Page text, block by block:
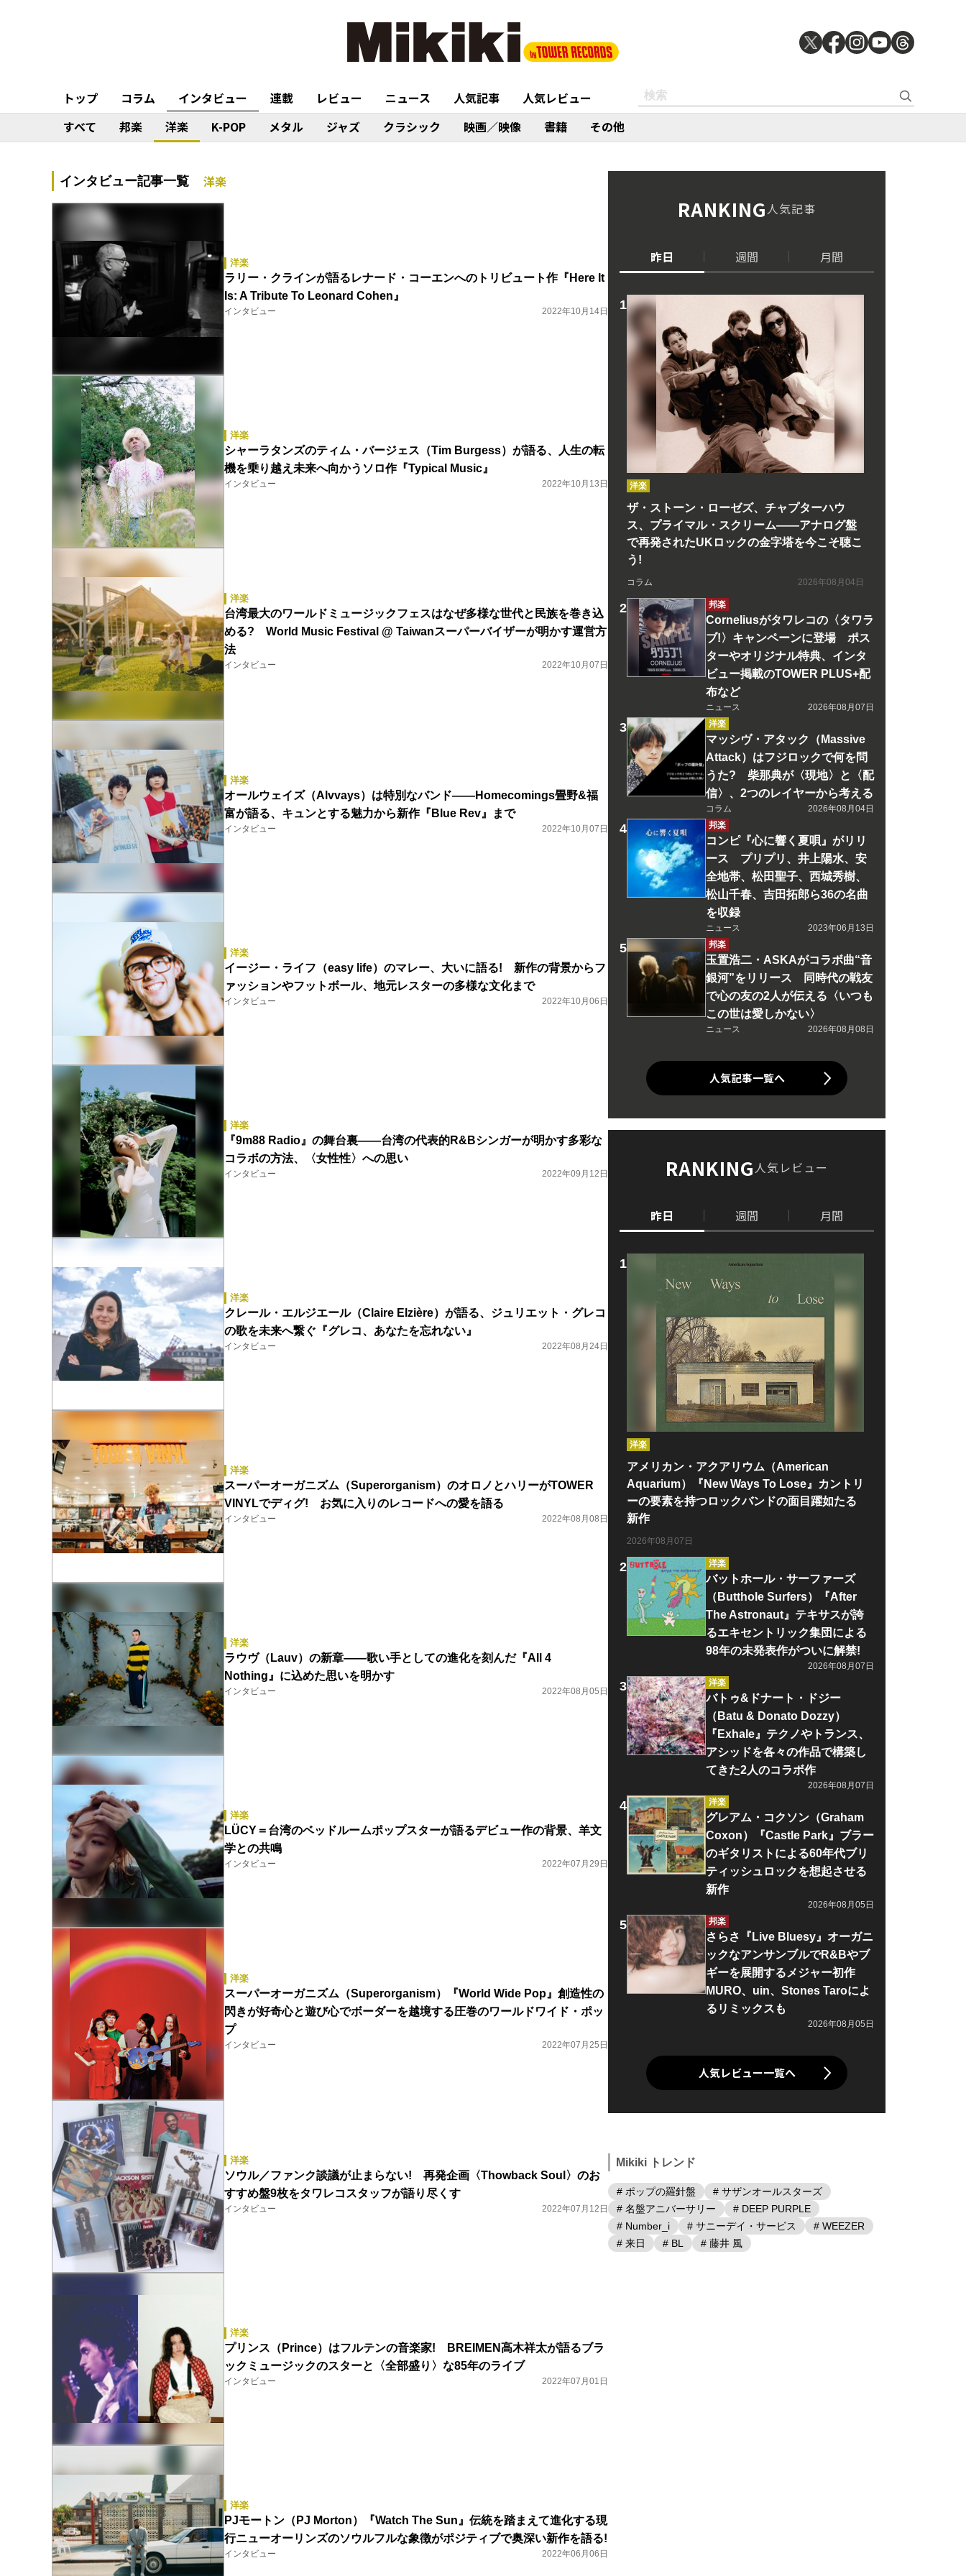
トップ コラム インタビュー 連載 レビュー ニュース 人気記事
人気レビュー
すべて
邦楽 洋楽 K-POP メタル ジャズ クラシック 映画／映像 書籍 その他
インタビュー記事一覧 洋楽
洋楽
ラリー・クラインが語るレナード・コーエンへのトリビュート作『Here It
Is: A Tribute To Leonard Cohen』
インタビュー 2022年10月14日
洋楽
シャーラタンズのティム・バージェス（Tim Burgess）が語る、人生の転
機を乗り越え未来へ向かうソロ作『Typical Music』
インタビュー 2022年10月13日
洋楽
台湾最大のワールドミュージックフェスはなぜ多様な世代と民族を巻き込
める? World Music Festival @ Taiwanスーパーバイザーが明かす運営方
法
インタビュー 2022年10月07日
洋楽
オールウェイズ（Alvvays）は特別なバンド――Homecomings畳野&福
富が語る、キュンとする魅力から新作『Blue Rev』まで
インタビュー 2022年10月07日
洋楽
イージー・ライフ（easy life）のマレー、大いに語る! 新作の背景からフ
ァッションやフットボール、地元レスターの多様な文化まで
インタビュー 2022年10月06日
洋楽
『9m88 Radio』の舞台裏――台湾の代表的R&Bシンガーが明かす多彩な
コラボの方法、〈女性性〉への思い
インタビュー 2022年09月12日
洋楽
クレール・エルジエール（Claire Elzière）が語る、ジュリエット・グレコ
の歌を未来へ繋ぐ『グレコ、あなたを忘れない』
インタビュー 2022年08月24日
洋楽
スーパーオーガニズム（Superorganism）のオロノとハリーがTOWER
VINYLでディグ! お気に入りのレコードへの愛を語る
インタビュー 2022年08月08日
洋楽
ラウヴ（Lauv）の新章――歌い手としての進化を刻んだ『All 4
Nothing』に込めた思いを明かす
インタビュー 2022年08月05日
洋楽
LÜCY＝台湾のベッドルームポップスターが語るデビュー作の背景、羊文
学との共鳴
インタビュー 2022年07月29日
洋楽
スーパーオーガニズム（Superorganism）『World Wide Pop』創造性の
閃きが好奇心と遊び心でボーダーを越境する圧巻のワールドワイド・ポッ
プ
インタビュー 2022年07月25日
洋楽
ソウル／ファンク談議が止まらない! 再発企画〈Thowback Soul〉のお
すすめ盤9枚をタワレコスタッフが語り尽くす
インタビュー 2022年07月12日
洋楽
プリンス（Prince）はフルテンの音楽家! BREIMEN高木祥太が語るブラ
ックミュージックのスターと〈全部盛り〉な85年のライブ
インタビュー 2022年07月01日
洋楽
PJモートン（PJ Morton）『Watch The Sun』伝統を踏まえて進化する現
行ニューオーリンズのソウルフルな象徴がポジティブで奥深い新作を語る!
インタビュー 2022年06月06日
RANKING人気記事
昨日 週間 月間
洋楽
ザ・ストーン・ローゼズ、チャプターハウ
ス、プライマル・スクリーム――アナログ盤
で再発されたUKロックの金字塔を今こそ聴こ
う!
コラム 2026年08月04日
邦楽
Corneliusがタワレコの〈タワラ
ブ!〉キャンペーンに登場 ポス
ターやオリジナル特典、インタ
ビュー掲載のTOWER PLUS+配
布など
ニュース
2026年08月07日
洋楽
マッシヴ・アタック（Massive
Attack）はフジロックで何を問
うた? 柴那典が〈現地〉と〈配
信〉、2つのレイヤーから考える
コラム
2026年08月04日
邦楽
コンピ『心に響く夏唄』がリリ
ース プリプリ、井上陽水、安
全地帯、松田聖子、西城秀樹、
松山千春、吉田拓郎ら36の名曲
を収録
ニュース
2023年06月13日
邦楽
玉置浩二・ASKAがコラボ曲“音
銀河”をリリース 同時代の戦友
で心の友の2人が伝える〈いつも
この世は愛しかない〉
ニュース 2026年08月08日
人気記事一覧へ
RANKING人気レビュー
昨日 週間 月間
洋楽
アメリカン・アクアリウム（American
Aquarium）『New Ways To Lose』カントリ
ーの要素を持つロックバンドの面目躍如たる
新作
2026年08月07日
洋楽
バットホール・サーファーズ
（Butthole Surfers）『After
The Astronaut』テキサスが誇
るエキセントリック集団による
98年の未発表作がついに解禁!
2026年08月07日
洋楽
バトゥ&ドナート・ドジー
（Batu & Donato Dozzy）
『Exhale』テクノやトランス、
アシッドを各々の作品で構築し
てきた2人のコラボ作
2026年08月07日
洋楽
グレアム・コクソン（Graham
Coxon）『Castle Park』ブラー
のギタリストによる60年代ブリ
ティッシュロックを想起させる
新作
2026年08月05日
邦楽
さらさ『Live Bluesy』オーガニ
ックなアンサンブルでR&Bやブ
ギーを展開するメジャー初作
MURO、uin、Stones Taroによ
るリミックスも
2026年08月05日
人気レビュー一覧へ
Mikiki トレンド
# ポップの羅針盤
# サザンオールスターズ
# 名盤アニバーサリー
# DEEP PURPLE
# Number_i
# サニーデイ・サービス
# WEEZER
# 来日
# BL # 藤井 風